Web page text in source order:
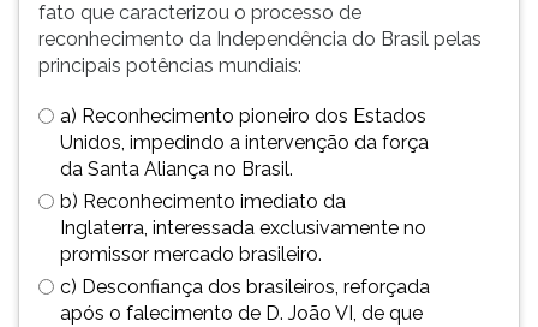
fato que caracterizou o processo de
reconhecimento da Independência do Brasil pelas
principais potências mundiais:
a) Reconhecimento pioneiro dos Estados
Unidos, impedindo a intervenção da força
da Santa Aliança no Brasil.
b) Reconhecimento imediato da
Inglaterra, interessada exclusivamente no
promissor mercado brasileiro.
c) Desconfiança dos brasileiros, reforçada
após o falecimento de D. João VI, de que